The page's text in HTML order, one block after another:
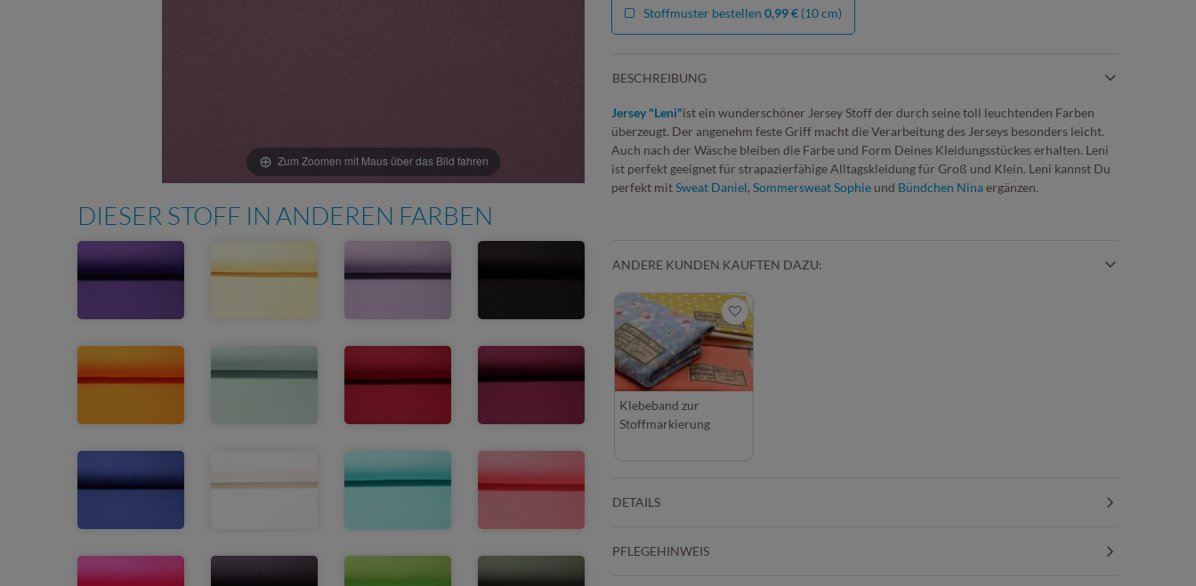
Zum Zoomen mit Maus über das Bild fahren
DIESER STOFF IN ANDEREN FARBEN
Stoffmuster bestellen 0,99 € (10 cm)
BESCHREIBUNG
Jersey "Leni"ist ein wunderschöner Jersey Stoff der durch seine toll leuchtenden Farben
überzeugt. Der angenehm feste Griff macht die Verarbeitung des Jerseys besonders leicht.
Auch nach der Wäsche bleiben die Farbe und Form Deines Kleidungsstückes erhalten. Leni
ist perfekt geeignet für strapazierfähige Alltagskleidung für Groß und Klein. Leni kannst Du
perfekt mitSweat Daniel, Sommersweat Sophie und Bündchen Ninaergänzen.
ANDERE KUNDEN KAUFTEN DAZU:
Klebeband zur
Stoffmarkierung
DETAILS
PFLEGEHINWEIS